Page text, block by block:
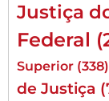
Justiça
Federal
Superior (338)
de Justiça